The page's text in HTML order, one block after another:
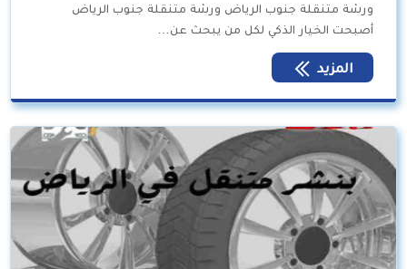
ورشة متنقلة جنوب الرياض ورشة متنقلة جنوب الرياض
أصبحت الخيار الذكي لكل من يبحث عن…
المزيد